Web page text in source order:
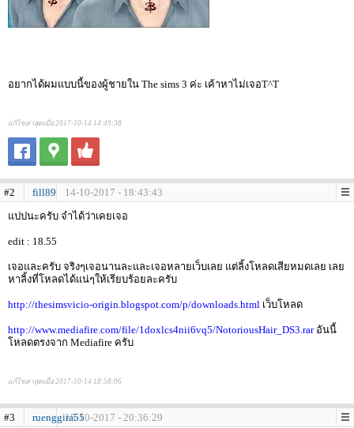
อยากได้ผมแบบนี้ของผู้ชายใน The sims 3 ค่ะ เค้าหาไม่เจอT^T
แก้ไขล่าสุดเมื่อ 2017-10-14 14:49:38
#2 fill89
14-10-2017 - 18:43:43
แปปนะครับ จำได้ว่าเคยเจอ
edit : 18.55
เจอและครับ จริงๆเจอนานละและเจอหลายเว็บเลย แต่ลิ้งโหลดเสียหมดเลย เลย
หาลิ้งที่โหลดได้แน่ๆให้เรียบร้อยละครับ
http://thesimsvicio-origin.blogspot.com/p/downloads.html เว็บโหลด
http://www.mediafire.com/file/1doxlcs4nii6vq5/NotoriousHair_DS3.rarอันนี้
โหลดตรงจาก Mediafire ครับ
แก้ไขล่าสุดเมื่อ 2017-10-14 18:58:06
#3 ruenggira5515-10-2017 - 20:36:29